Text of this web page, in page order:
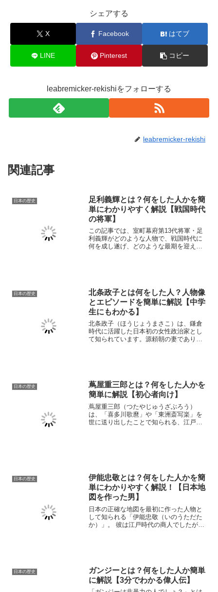
シェアする
X Facebook はてブ
LINE Pinterest コピー
leabremicker-rekishiをフォローする
leabremicker-rekishi
関連記事
日本の歴史
足利義輝とは？何をした人かを簡
単にわかりやすく解説【戦国時代
の将軍】
この記事では、室町幕府第13代将軍・足
利義輝がどのような人物で、戦国時代に
何を成し遂げ、どのような最期を迎えた
日本の歴史
北条政子とは何をした人？人物像
とエピソードを簡単に解説【中学
生にもわかる】
北条政子（ほうじょうまさこ）は、鎌倉
時代に活躍した日本初の女性政治家とし
て知られています。源頼朝の妻でありな
日本の歴史
蔦屋重三郎とは？何をした人かを
簡単に解説【初心者向け】
蔦屋重三郎（つたやじゅうざぶろう）
は、「喜多川歌麿」や「東洲斎写楽」を
世に送り出したことで知られる、江戸時
日本の歴史
伊能忠敬とは？何をした人かを簡
単にわかりやすく解説！【日本地
図を作った男】
日本の正確な地図を最初に作った人物と
して知られる「伊能忠敬（いのうただた
か）」。 彼は江戸時代の商人でしたが、
日本の歴史
ガンジーとは？何をした人か簡単
に解説【3分でわかる偉人伝】